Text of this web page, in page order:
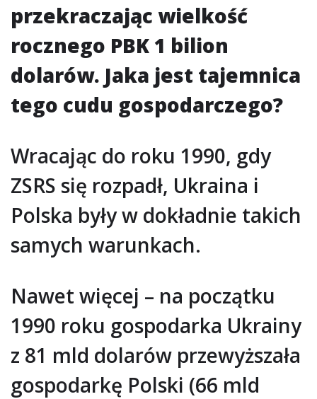
przekraczając wielkość
rocznego PBK 1 bilion
dolarów. Jaka jest tajemnica
tego cudu gospodarczego?
Wracając do roku 1990, gdy
ZSRS się rozpadł, Ukraina i
Polska były w dokładnie takich
samych warunkach.
Nawet więcej – na początku
1990 roku gospodarka Ukrainy
z 81 mld dolarów przewyższała
gospodarkę Polski (66 mld